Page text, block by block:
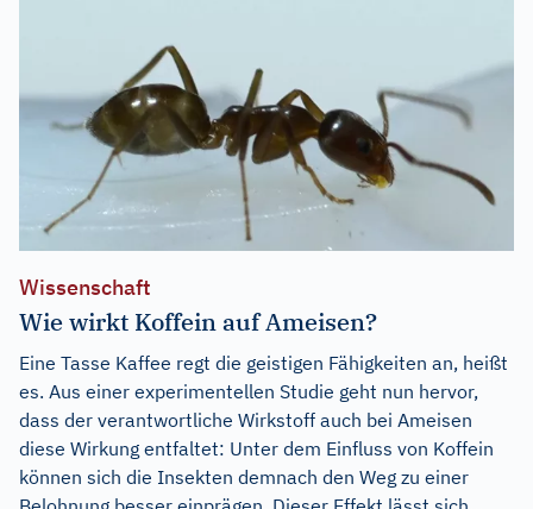
Wissenschaft
Wie wirkt Koffein auf Ameisen?
Eine Tasse Kaffee regt die geistigen Fähigkeiten an, heißt
es. Aus einer experimentellen Studie geht nun hervor,
dass der verantwortliche Wirkstoff auch bei Ameisen
diese Wirkung entfaltet: Unter dem Einfluss von Koffein
können sich die Insekten demnach den Weg zu einer